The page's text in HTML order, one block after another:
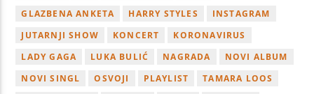
GLAZBENA ANKETA
HARRY STYLES
INSTAGRAM
JUTARNJI SHOW
KONCERT
KORONAVIRUS
LADY GAGA
LUKA BULIĆ NAGRADA
NOVI ALBUM
NOVI SINGL
OSVOJI PLAYLIST
TAMARA LOOS